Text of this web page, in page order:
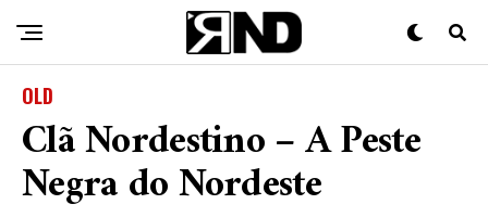
OLD
Clã Nordestino – A Peste
Negra do Nordeste